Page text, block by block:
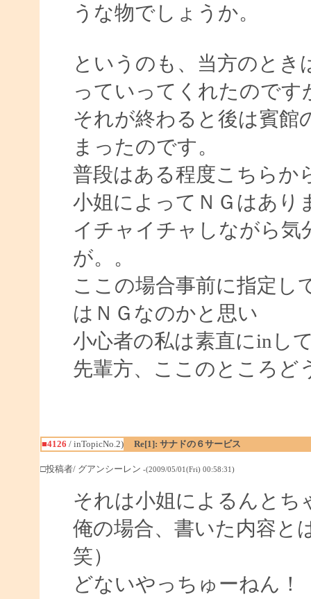
うな物でしょうか。
というのも、当方のと
っていってくれたのです
それが終わると後は賓館
まったのです。
普段はある程度こちらか
小姐によってＮＧはあり
イチャイチャしながら気
が。。
ここの場合事前に指定し
はＮＧなのかと思い
小心者の私は素直にinし
先輩方、ここのところど
■4126 / inTopicNo.2) Re[1]: サナドの６サービス
□投稿者/ グアンシーレン -(2009/05/01(Fri) 00:58:31)
それは小姐によるんとち
俺の場合、書いた内容と
笑）
どないやっちゅーねん！